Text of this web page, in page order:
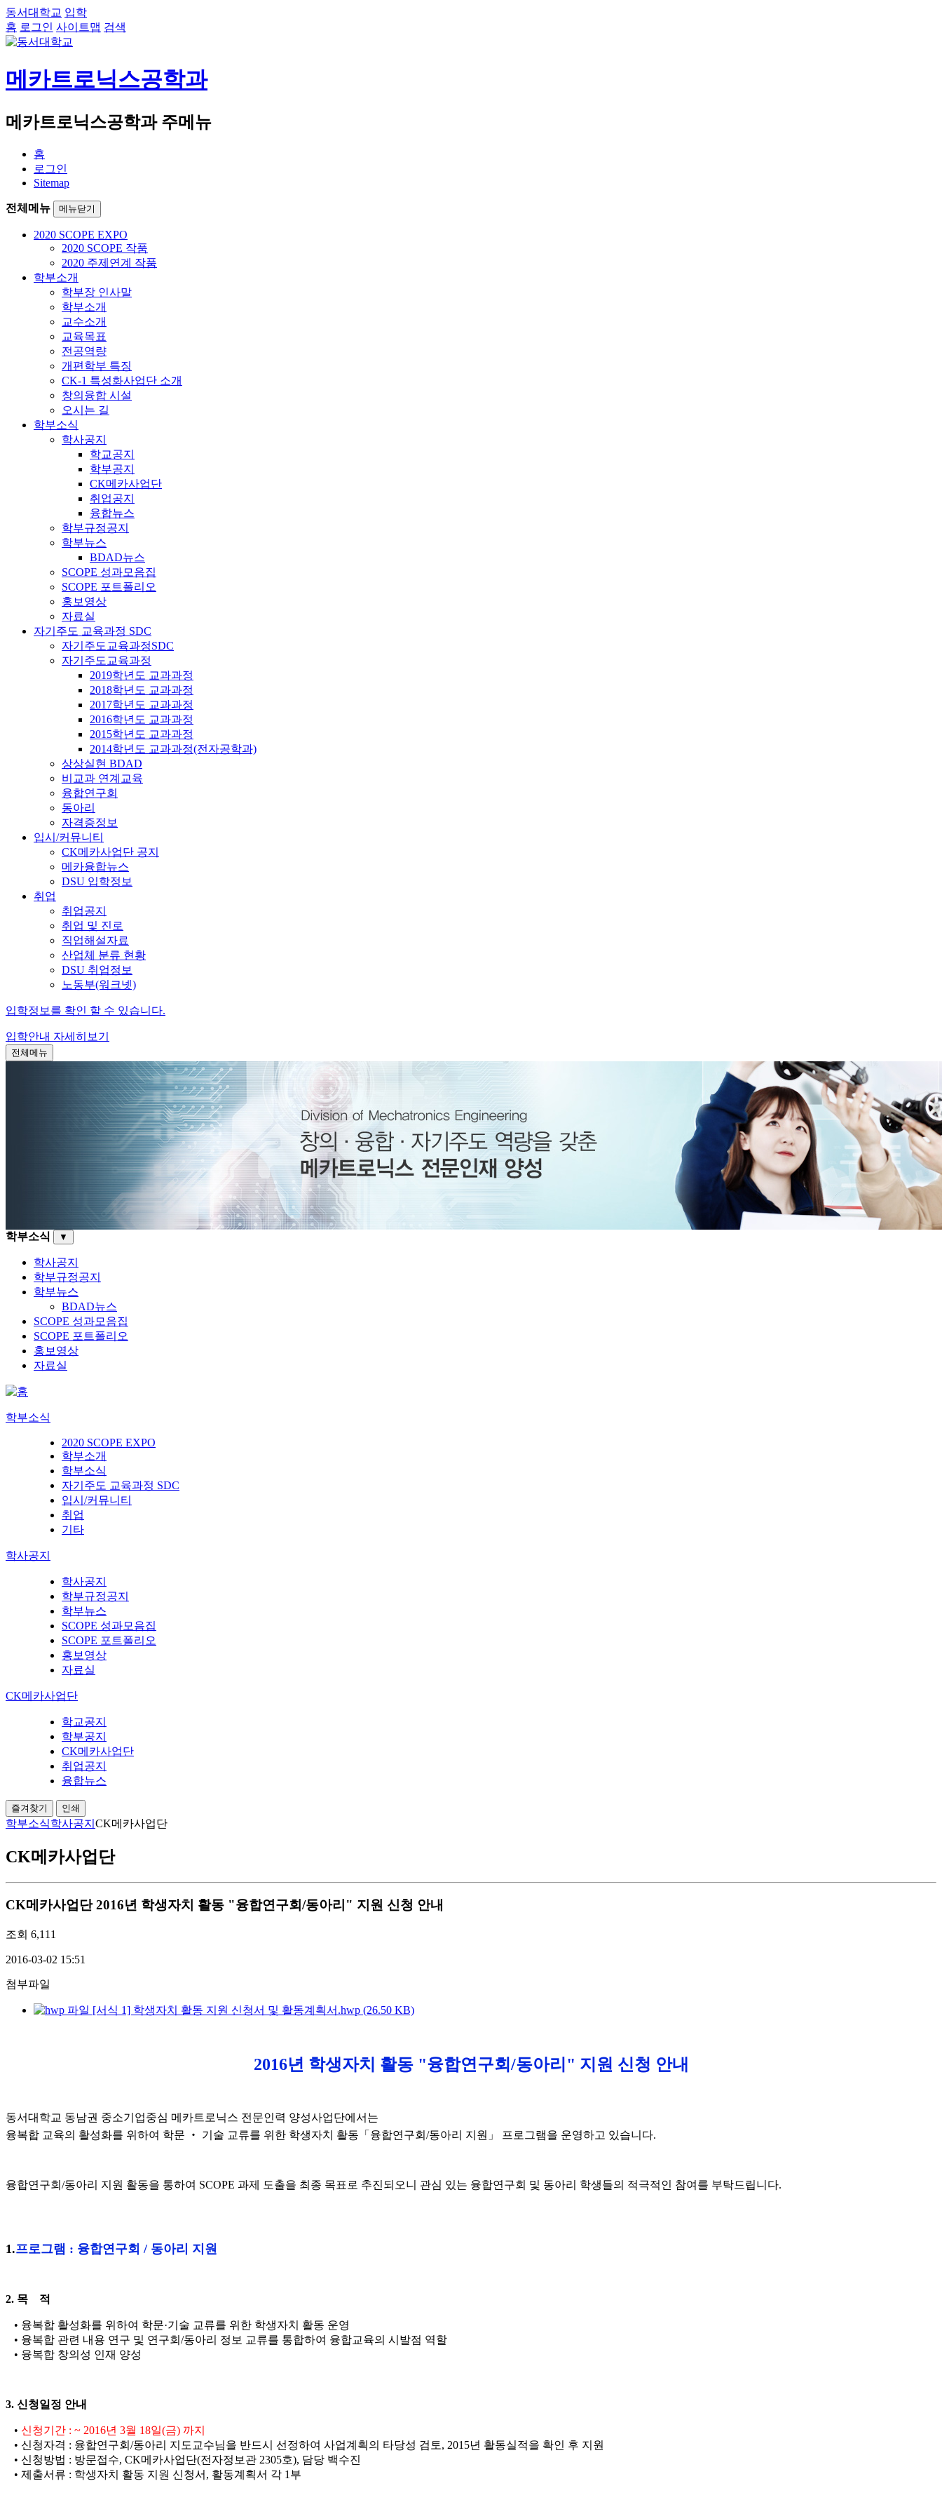
동서대학교 입학
홈 로그인 사이트맵 검색
메카트로닉스공학과
메카트로닉스공학과 주메뉴
홈
로그인
Sitemap
전체메뉴 메뉴닫기
2020 SCOPE EXPO
2020 SCOPE 작품
2020 주제연계 작품
학부소개
학부장 인사말
학부소개
교수소개
교육목표
전공역량
개편학부 특징
CK-1 특성화사업단 소개
창의융합 시설
오시는 길
학부소식
학사공지
학교공지
학부공지
CK메카사업단
취업공지
융합뉴스
학부규정공지
학부뉴스
BDAD뉴스
SCOPE 성과모음집
SCOPE 포트폴리오
홍보영상
자료실
자기주도 교육과정 SDC
자기주도교육과정SDC
자기주도교육과정
2019학년도 교과과정
2018학년도 교과과정
2017학년도 교과과정
2016학년도 교과과정
2015학년도 교과과정
2014학년도 교과과정(전자공학과)
상상실현 BDAD
비교과 연계교육
융합연구회
동아리
자격증정보
입시/커뮤니티
CK메카사업단 공지
메카융합뉴스
DSU 입학정보
취업
취업공지
취업 및 진로
직업해설자료
산업체 분류 현황
DSU 취업정보
노동부(워크넷)
입학정보를 확인 할 수 있습니다.
입학안내 자세히보기
전체메뉴
학부소식 ▼
학사공지
학부규정공지
학부뉴스
BDAD뉴스
SCOPE 성과모음집
SCOPE 포트폴리오
홍보영상
자료실
학부소식
2020 SCOPE EXPO
학부소개
학부소식
자기주도 교육과정 SDC
입시/커뮤니티
취업
기타
학사공지
학사공지
학부규정공지
학부뉴스
SCOPE 성과모음집
SCOPE 포트폴리오
홍보영상
자료실
CK메카사업단
학교공지
학부공지
CK메카사업단
취업공지
융합뉴스
즐겨찾기 인쇄
학부소식학사공지 CK메카사업단
CK메카사업단
CK메카사업단 2016년 학생자치 활동 "융합연구회/동아리" 지원 신청 안내
조회 6,111
2016-03-02 15:51
첨부파일
[서식 1] 학생자치 활동 지원 신청서 및 활동계획서.hwp (26.50 KB)
2016년 학생자치 활동 "융합연구회/동아리" 지원 신청 안내
동서대학교 동남권 중소기업중심 메카트로닉스 전문인력 양성사업단에서는
융복합 교육의 활성화를 위하여 학문 ‧ 기술 교류를 위한 학생자치 활동「융합연구회/동아리 지원」 프로그램을 운영하고 있습니다.
융합연구회/동아리 지원 활동을 통하여 SCOPE 과제 도출을 최종 목표로 추진되오니 관심 있는 융합연구회 및 동아리 학생들의 적극적인 참여를 부탁드립니다.
1.프로그램 : 융합연구회 / 동아리 지원
2. 목 적
• 융복합 활성화를 위하여 학문·기술 교류를 위한 학생자치 활동 운영
• 융복합 관련 내용 연구 및 연구회/동아리 정보 교류를 통합하여 융합교육의 시발점 역할
• 융복합 창의성 인재 양성
3. 신청일정 안내
• 신청기간 : ~ 2016년 3월 18일(금) 까지
• 신청자격 : 융합연구회/동아리 지도교수님을 반드시 선정하여 사업계획의 타당성 검토, 2015년 활동실적을 확인 후 지원
• 신청방법 : 방문접수, CK메카사업단(전자정보관 2305호), 담당 백수진
• 제출서류 : 학생자치 활동 지원 신청서, 활동계획서 각 1부